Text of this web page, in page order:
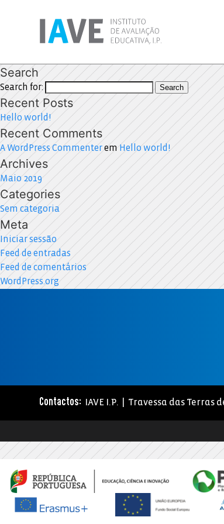
Search
Search for: Search
Recent Posts
Hello world!
Recent Comments
A WordPress Commenterem Hello world!
Archives
Maio 2019
Categories
Sem categoria
Meta
Iniciar sessão
Feed de entradas
Feed de comentários
WordPress.org
Contactos: IAVE I.P. | Travessa das Terras